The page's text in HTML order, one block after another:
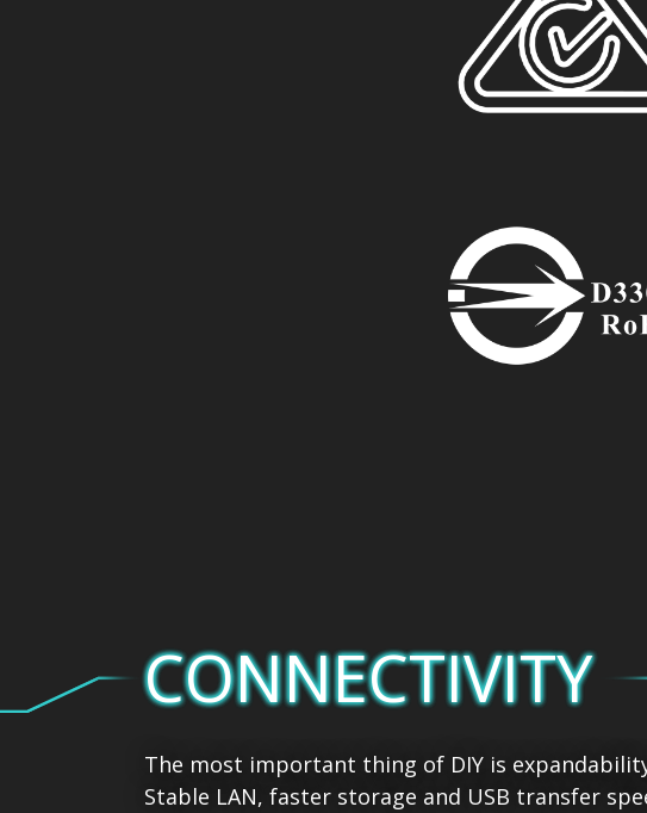
CONNECTIVITY
The most important thing of DIY is
Stable LAN, faster storage and USB transfer